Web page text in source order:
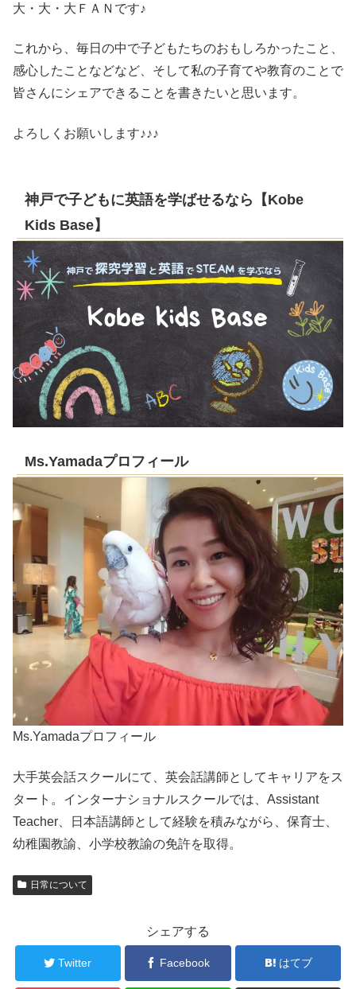
大・大・大ＦＡＮです♪
これから、毎日の中で子どもたちのおもしろかったこと、
感心したことなどなど、そして私の子育てや教育のことで
皆さんにシェアできることを書きたいと思います。
よろしくお願いします♪♪♪
神戸で子どもに英語を学ばせるなら【Kobe
Kids Base】
Ms.Yamadaプロフィール
Ms.Yamadaプロフィール
大手英会話スクールにて、英会話講師としてキャリアをス
タート。インターナショナルスクールでは、Assistant
Teacher、日本語講師として経験を積みながら、保育士、
幼稚園教諭、小学校教諭の免許を取得。
日常について
シェアする
Twitter Facebook はてブ